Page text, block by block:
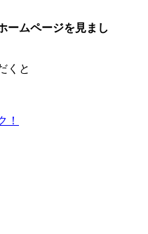
ームページを見まし
くと
！